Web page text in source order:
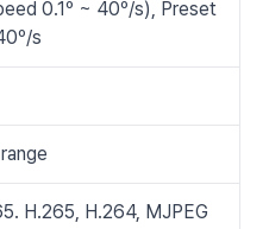
0.1º ~ 40º/s), Preset
s
H.265, H.264, MJPEG